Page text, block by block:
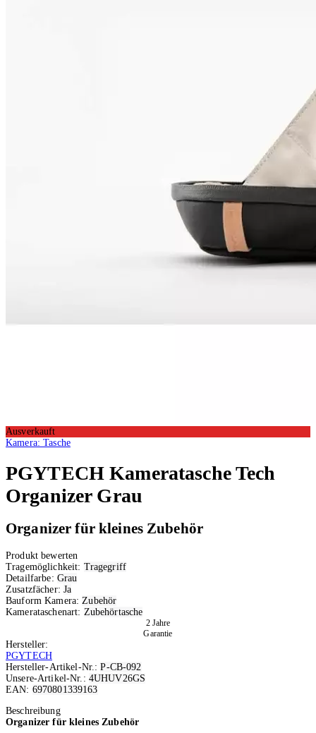
Ausverkauft
Kamera: Tasche
PGYTECHKameratasche Tech
Organizer Grau
Organizer für kleines Zubehör
Produkt bewerten
Tragemöglichkeit: Tragegriff
Detailfarbe: Grau
Zusatzfächer: Ja
Bauform Kamera: Zubehör
Kamerataschenart: Zubehörtasche
2 Jahre
Garantie
Hersteller:
PGYTECH
Hersteller-Artikel-Nr.:P-CB-092
Unsere-Artikel-Nr.: 4UHUV26GS
EAN: 6970801339163
Beschreibung
Organizer für kleines Zubehör